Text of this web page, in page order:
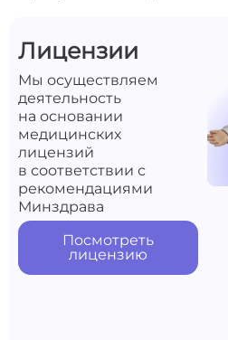
Лицензии
Мы осуществляем
деятельность
на основании
медицинских
лицензий
в соответствии с
рекомендациями
Минздрава
Посмотреть
лицензию